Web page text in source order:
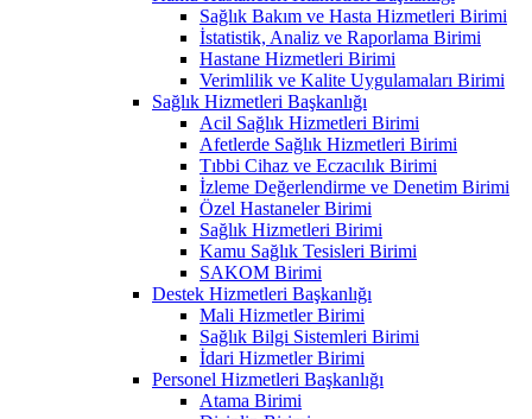
Sağlık Bakım ve Hasta Hizmetleri Birimi
İstatistik, Analiz ve Raporlama Birimi
Hastane Hizmetleri Birimi
Verimlilik ve Kalite Uygulamaları Birimi
Sağlık Hizmetleri Başkanlığı
Acil Sağlık Hizmetleri Birimi
Afetlerde Sağlık Hizmetleri Birimi
Tıbbi Cihaz ve Eczacılık Birimi
İzleme Değerlendirme ve Denetim Birimi
Özel Hastaneler Birimi
Sağlık Hizmetleri Birimi
Kamu Sağlık Tesisleri Birimi
SAKOM Birimi
Destek Hizmetleri Başkanlığı
Mali Hizmetler Birimi
Sağlık Bilgi Sistemleri Birimi
İdari Hizmetler Birimi
Personel Hizmetleri Başkanlığı
Atama Birimi